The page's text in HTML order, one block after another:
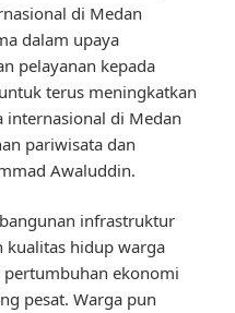
di Medan
dalam upaya
pelayanan kepada
terus meningkatkan
internasional di Medan
pariwisata dan
Awaluddin.
infrastruktur
kualitas hidup warga
ekonomi
pesat. Warga pun